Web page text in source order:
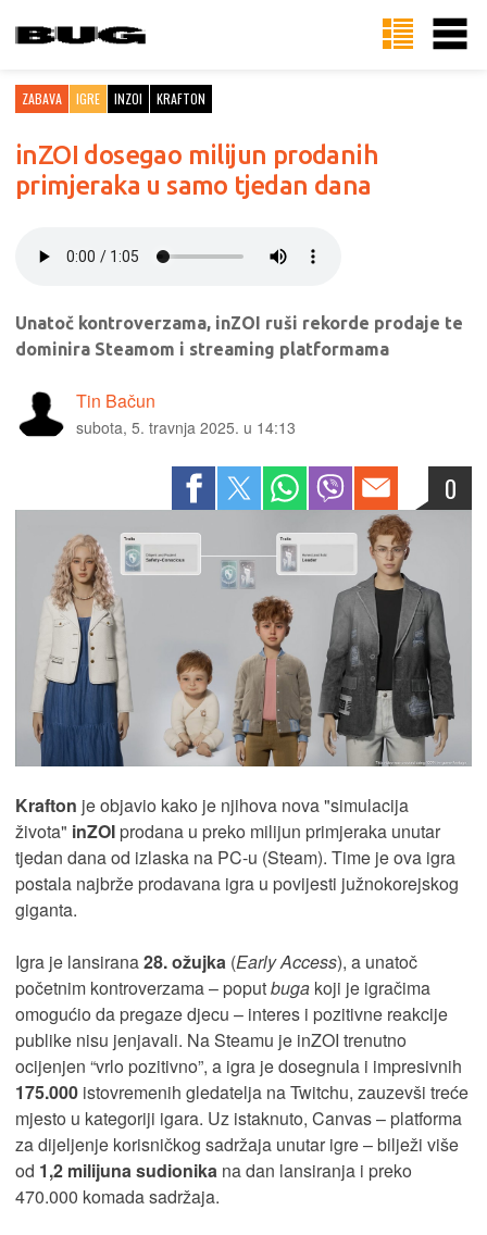
ZABAVA IGRE INZOI KRAFTON
inZOI dosegao milijun prodanih
primjeraka u samo tjedan dana
Unatoč kontroverzama, inZOI ruši rekorde prodaje te
dominira Steamom i streaming platformama
Tin Bačun
subota, 5. travnja 2025. u 14:13
0
Krafton je objavio kako je njihova nova "simulacija
života" inZOI prodana u preko milijun primjeraka unutar
tjedan dana od izlaska na PC-u (Steam). Time je ova igra
postala najbrže prodavana igra u povijesti južnokorejskog
giganta.
Igra je lansirana28. ožujka (Early Access), a unatoč
početnim kontroverzama – poputbuga koji je igračima
omogućio da pregaze djecu – interes i pozitivne reakcije
publike nisu jenjavali. Na Steamu je inZOI trenutno
ocijenjen “vrlo pozitivno”, a igra je dosegnula i impresivnih
175.000 istovremenih gledatelja na Twitchu, zauzevši treće
mjesto u kategoriji igara. Uz istaknuto, Canvas – platforma
za dijeljenje korisničkog sadržaja unutar igre – bilježi više
od 1,2 milijuna sudionika na dan lansiranja i preko
470.000 komada sadržaja.